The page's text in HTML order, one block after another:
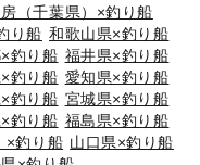
（千葉県）×釣り船
り船 和歌山県×釣り船
釣り船 福井県×釣り船
釣り船 愛知県×釣り船
釣り船 宮城県×釣り船
釣り船 福島県×釣り船
×釣り船 山口県×釣り船